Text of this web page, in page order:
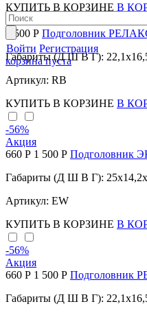
Войти Регистрация
корзина пуста
КУПИТЬ В КОРЗИНЕ В
1 500 Р Подголовник
Габариты (Д Ш В Г):
Артикул: RB
КУПИТЬ В КОРЗИНЕ В
-56%
Акция
660 Р 1 500 Р Подголовник
Габариты (Д Ш В Г):
Артикул: EW
КУПИТЬ В КОРЗИНЕ В
-56%
Акция
660 Р 1 500 Р Подголовник
Габариты (Д Ш В Г):